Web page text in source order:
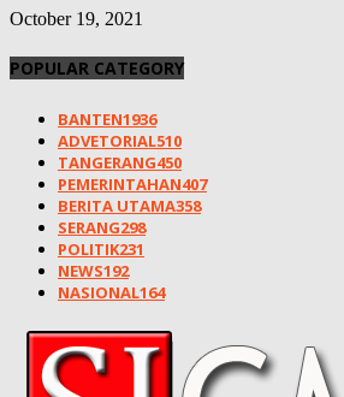
October 19, 2021
POPULAR CATEGORY
BANTEN1936
ADVETORIAL510
TANGERANG450
PEMERINTAHAN407
BERITA UTAMA358
SERANG298
POLITIK231
NEWS192
NASIONAL164